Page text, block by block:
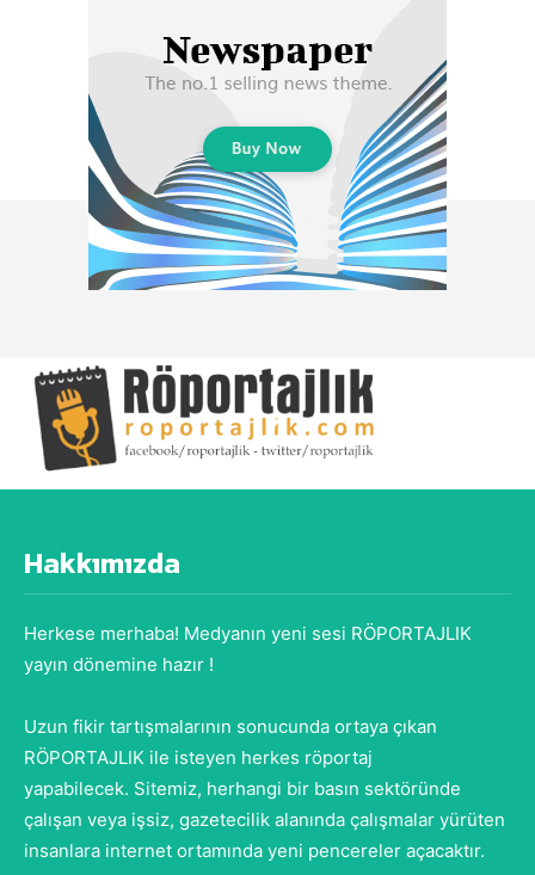
Hakkımızda
Herkese merhaba! Medyanın yeni sesi RÖPORTAJLIK
yayın dönemine hazır !
Uzun fikir tartışmalarının sonucunda ortaya çıkan
RÖPORTAJLIK ile isteyen herkes röportaj
yapabilecek. Sitemiz, herhangi bir basın sektöründe
çalışan veya işsiz, gazetecilik alanında çalışmalar yürüten
insanlara internet ortamında yeni pencereler açacaktır.